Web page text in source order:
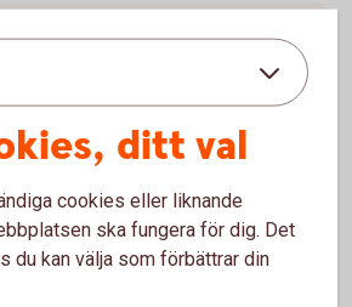
runt.
ditt val
cookies eller liknande
ska fungera för dig. Det
du kan välja som förbättrar din